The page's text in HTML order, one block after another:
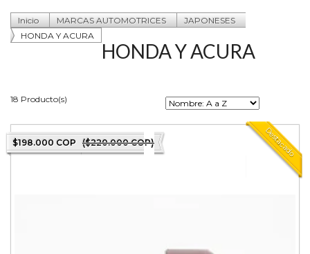
Inicio MARCAS AUTOMOTRICES
JAPONESES
HONDA Y ACURA
HONDA Y ACURA
18 Producto(s)
$198.000 COP ($220.000 COP) Destacado